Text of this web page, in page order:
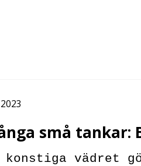
små
konstiga vädret